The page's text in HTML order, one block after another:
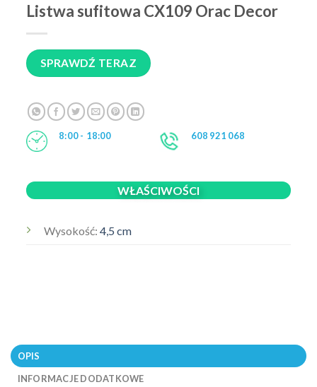
Listwa sufitowa CX109 Orac Decor
SPRAWDŹ TERAZ
8:00 - 18:00 608 921 068
WŁAŚCIWOŚCI
Wysokość:4,5 cm
OPIS
INFORMACJE DODATKOWE